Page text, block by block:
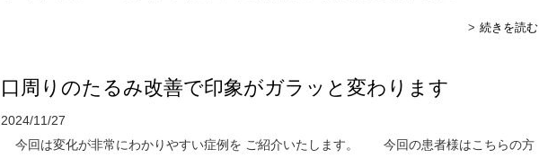
続きを読む
口周りのたるみ改善で印象がガラッと変わります
2024/11/27
今回は変化が非常にわかりやすい症例を ご紹介いたします。 今回の患者様はこちらの方